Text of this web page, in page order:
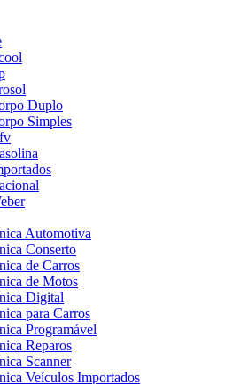
Duplo
Simples
Automotiva
Conserto
de Carros
de Motos
Digital
para Carros
Programável
Reparos
Scanner
Veículos Importados